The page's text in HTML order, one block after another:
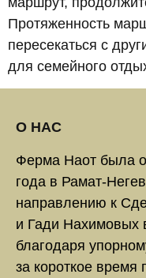
Протяженность
пересекаться с
для семейного
О НАС
Ферма Наот была
года в Рамат-
направлению к
и Гади Нахимовых
благодаря
за короткое время